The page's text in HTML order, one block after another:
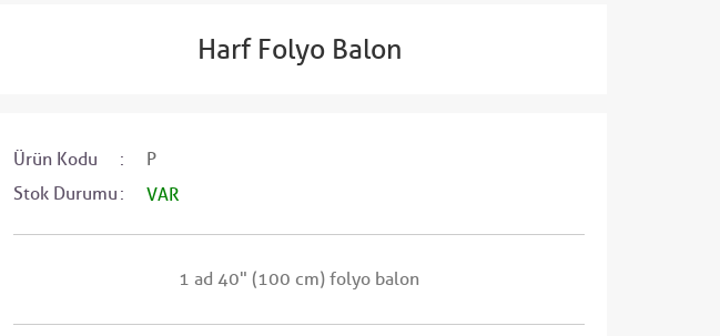
Harf Folyo Balon
Ürün Kodu
P
Stok Durumu
VAR
1 ad 40" (100 cm) folyo balon